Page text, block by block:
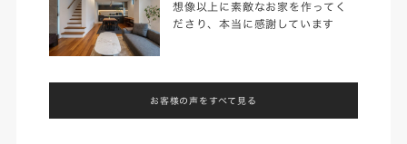
想像以上に素敵なお家を作ってく
ださり、本当に感謝しています
お客様の声をすべて見る